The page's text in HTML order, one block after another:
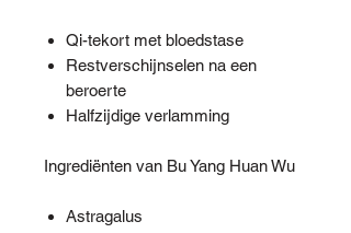
Qi-tekort met bloedstase
Restverschijnselen na een
beroerte
Halfzijdige verlamming
Ingrediënten van Bu Yang Huan Wu
Astragalus